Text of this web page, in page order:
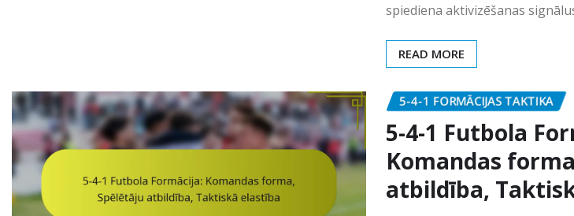
spiediena aktivizēšanas
READ MORE
5-4-1 FORMĀCIJAS TAKTIKA
5-4-1 Futbola
Komandas
atbildība,